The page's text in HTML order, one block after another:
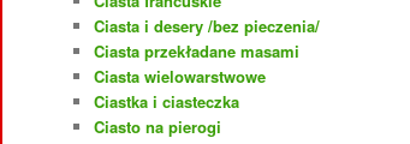
Ciasta i desery /bez pieczenia/
Ciasta przekładane masami
Ciasta wielowarstwowe
Ciastka i ciasteczka
Ciasto na pierogi